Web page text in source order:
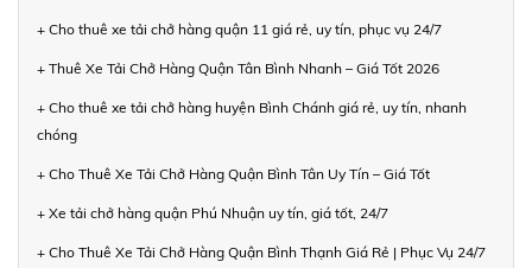
+ Cho thuê xe tải chở hàng quận 11 giá rẻ, uy tín, phục vụ 24/7
+ Thuê Xe Tải Chở Hàng Quận Tân Bình Nhanh – Giá Tốt 2026
+ Cho thuê xe tải chở hàng huyện Bình Chánh giá rẻ, uy tín, nhanh
chóng
+ Cho Thuê Xe Tải Chở Hàng Quận Bình Tân Uy Tín – Giá Tốt
+ Xe tải chở hàng quận Phú Nhuận uy tín, giá tốt, 24/7
+ Cho Thuê Xe Tải Chở Hàng Quận Bình Thạnh Giá Rẻ | Phục Vụ 24/7